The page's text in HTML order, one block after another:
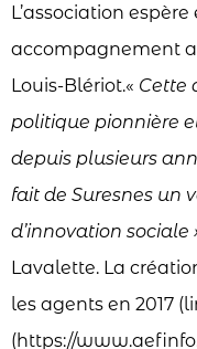
L’association
accompagnement
Louis-Blériot.« Cette
politique pionnière
depuis plusieurs
fait de Suresnes un
d’innovation sociale
Lavalette. La
les agents en 2017
(https://